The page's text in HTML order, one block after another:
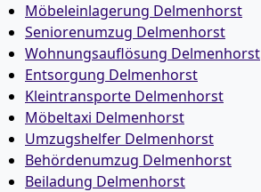
Möbeleinlagerung Delmenhorst
Seniorenumzug Delmenhorst
Wohnungsauflösung Delmenhorst
Entsorgung Delmenhorst
Kleintransporte Delmenhorst
Möbeltaxi Delmenhorst
Umzugshelfer Delmenhorst
Behördenumzug Delmenhorst
Beiladung Delmenhorst